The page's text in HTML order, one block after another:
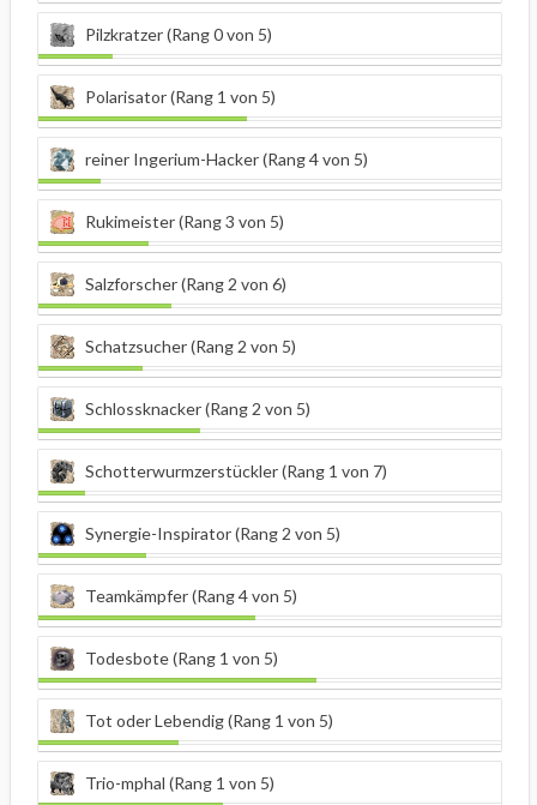
Pilzkratzer (Rang 0 von 5)
Polarisator (Rang 1 von 5)
reiner Ingerium-Hacker (Rang 4 von 5)
Rukimeister (Rang 3 von 5)
Salzforscher (Rang 2 von 6)
Schatzsucher (Rang 2 von 5)
Schlossknacker (Rang 2 von 5)
Schotterwurmzerstückler (Rang 1 von 7)
Synergie-Inspirator (Rang 2 von 5)
Teamkämpfer (Rang 4 von 5)
Todesbote (Rang 1 von 5)
Tot oder Lebendig (Rang 1 von 5)
Trio-mphal (Rang 1 von 5)